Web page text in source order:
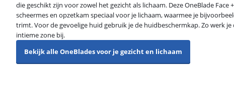
die geschikt zijn voor zowel het gezicht als lichaam. Deze OneBlade
scheermes en opzetkam speciaal voor je lichaam, waarmee je
trimt. Voor de gevoelige huid gebruik je de huidbeschermkap. Zo werk je
intieme zone bij.
Bekijk alle OneBlades voor je gezicht en lichaam